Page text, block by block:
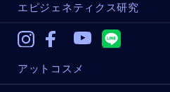
エピジェネティクス研究
InstagramFacebook
アットコスメ